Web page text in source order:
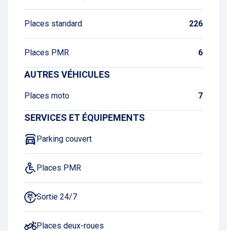
Places standard 226
Places PMR 6
AUTRES VÉHICULES
Places moto 7
SERVICES ET ÉQUIPEMENTS
Parking couvert
Places PMR
Sortie 24/7
Places deux-roues